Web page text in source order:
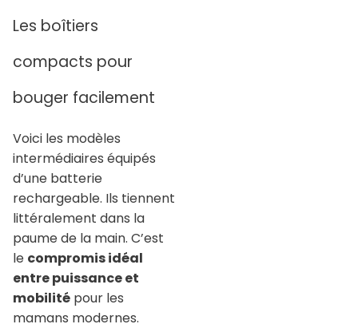
Les boîtiers
compacts pour
bouger facilement
Voici les modèles
intermédiaires équipés
d’une batterie
rechargeable. Ils tiennent
littéralement dans la
paume de la main. C’est
le compromis idéal
entre puissance et
mobilité pour les
mamans modernes.